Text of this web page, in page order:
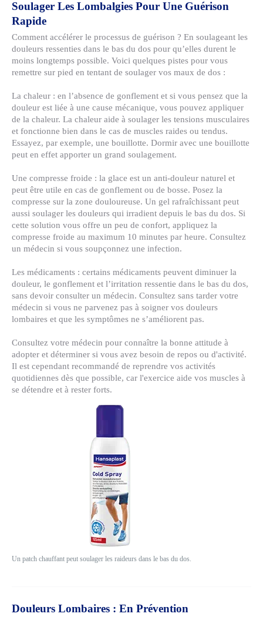
Soulager Les Lombalgies Pour Une Guérison
Rapide
Comment accélérer le processus de guérison ? En soulageant les
douleurs ressenties dans le bas du dos pour qu’elles durent le
moins longtemps possible. Voici quelques pistes pour vous
remettre sur pied en tentant de soulager vos maux de dos :
Un patch chauffant peut soulager les raideurs dans le bas du dos.
La chaleur : en l’absence de gonflement et si vous pensez que la
douleur est liée à une cause mécanique, vous pouvez appliquer
de la chaleur. La chaleur aide à soulager les tensions musculaires
et fonctionne bien dans le cas de muscles raides ou tendus.
Essayez, par exemple, une bouillotte. Dormir avec une bouillotte
peut en effet apporter un grand soulagement.
Une compresse froide : la glace est un anti-douleur naturel et
peut être utile en cas de gonflement ou de bosse. Posez la
compresse sur la zone douloureuse. Un gel rafraîchissant peut
aussi soulager les douleurs qui irradient depuis le bas du dos. Si
cette solution vous offre un peu de confort, appliquez la
compresse froide au maximum 10 minutes par heure. Consultez
un médecin si vous soupçonnez une infection.
Les médicaments : certains médicaments peuvent diminuer la
douleur, le gonflement et l’irritation ressentie dans le bas du dos,
sans devoir consulter un médecin. Consultez sans tarder votre
médecin si vous ne parvenez pas à soigner vos douleurs
lombaires et que les symptômes ne s’améliorent pas.
Consultez votre médecin pour connaître la bonne attitude à
adopter et déterminer si vous avez besoin de repos ou d'activité.
Il est cependant recommandé de reprendre vos activités
quotidiennes dès que possible, car l'exercice aide vos muscles à
se détendre et à rester forts.
Douleurs Lombaires : En Prévention